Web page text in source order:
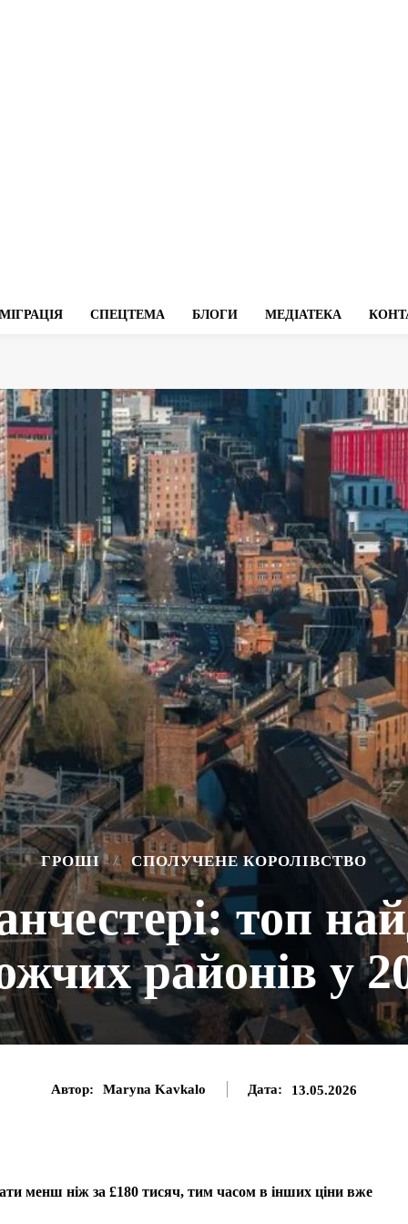
МІГРАЦІЯ СПЕЦТЕМА БЛОГИ МЕДІАТЕКА
ГРОШІ СПОЛУЧЕНЕ КОРОЛІВСТВО
топ
районів у
Автор: Maryna Kavkalo Дата: 13.05.2026
менш ніж за £180 тисяч, тим часом в інших ціни вже